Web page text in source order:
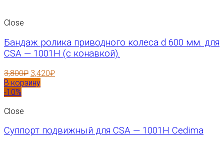
Close
Бандаж ролика приводного колеса d 600 мм. для
CSA — 1001H (с конавкой).
3,800₽ 3,420₽
В корзину
-10%
Close
Суппорт подвижный для CSA — 1001H Cedima